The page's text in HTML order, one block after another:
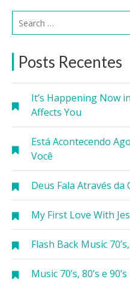
Posts Recentes
It’s Happening Now
Affects You
Está Acontecendo
Você
Deus Fala Através da
My First Love With
Flash Back Music
Music 70’s, 80’s e 90’s